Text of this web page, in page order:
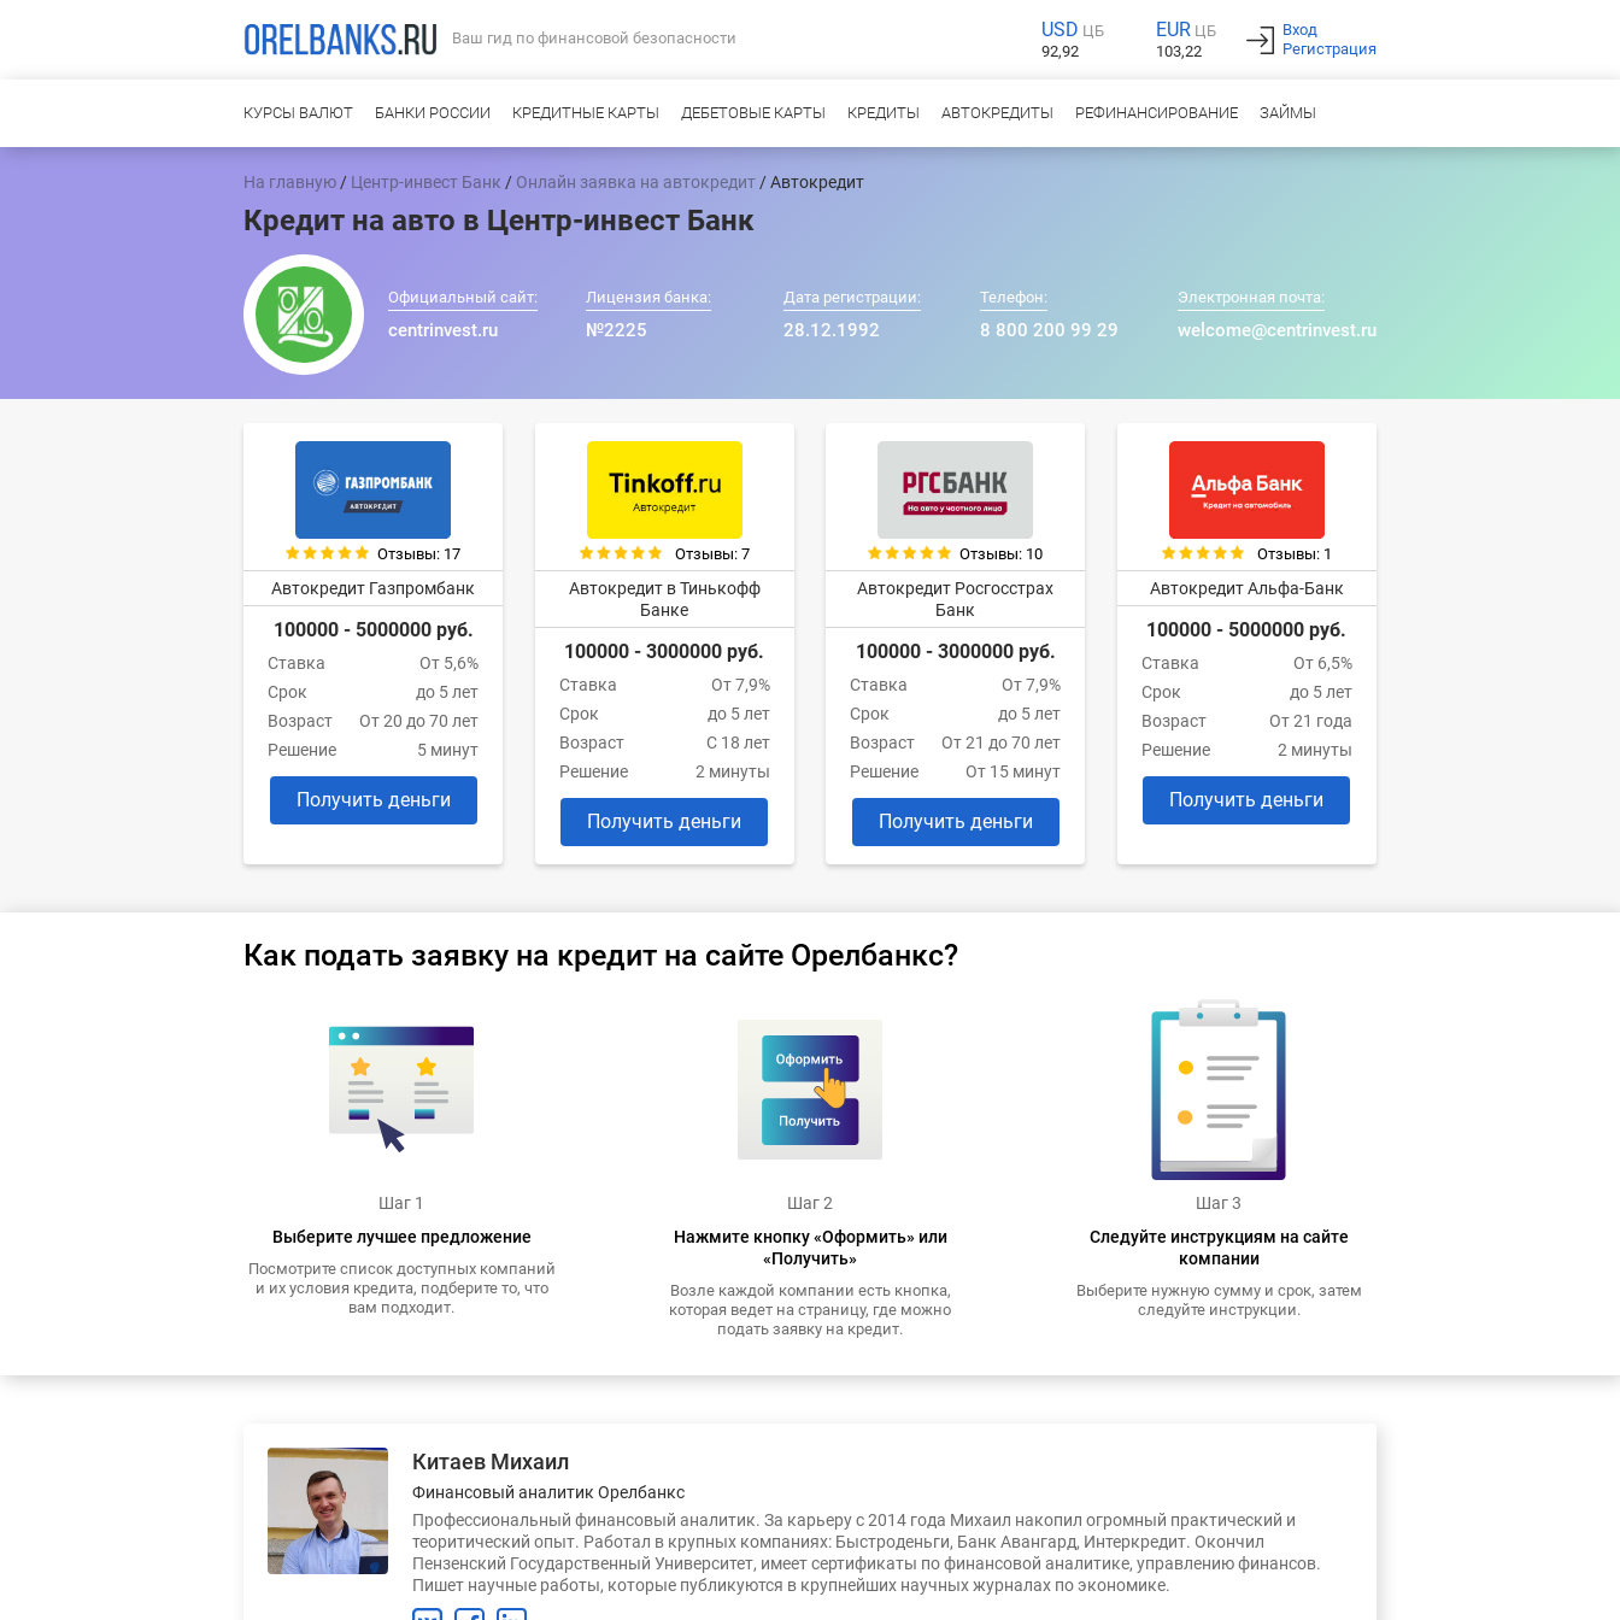
Ваш гид по финансовой безопасности USD ЦБ
92,92
EUR ЦБ
103,22
Вход
Регистрация
КУРСЫ ВАЛЮТ БАНКИ РОССИИ КРЕДИТНЫЕ КАРТЫ ДЕБЕТОВЫЕ КАРТЫ КРЕДИТЫ АВТОКРЕДИТЫ РЕФИНАНСИРОВАНИЕ ЗАЙМЫ
На главную / Центр-инвест Банк / Онлайн заявка на автокредит / Автокредит
Кредит на авто в Центр-инвест Банк
Официальный сайт:
centrinvest.ru
Лицензия банка:
№2225
Дата регистрации:
28.12.1992
Телефон:
8 800 200 99 29
Электронная почта:
welcome@centrinvest.ru
Отзывы: 17
Автокредит Газпромбанк
100000 - 5000000 руб.
Ставка
От 5,6%
Срок
до 5 лет
Возраст
От 20 до 70 лет
Решение
5 минут
Получить деньги
Отзывы: 7
Автокредит в Тинькофф
Банке
100000 - 3000000 руб.
Ставка
От 7,9%
Срок
до 5 лет
Возраст
С 18 лет
Решение
2 минуты
Получить деньги
Отзывы: 10
Автокредит Росгосстрах
Банк
100000 - 3000000 руб.
Ставка
От 7,9%
Срок
до 5 лет
Возраст
От 21 до 70 лет
Решение
От 15 минут
Получить деньги
Отзывы: 1
Автокредит Альфа-Банк
100000 - 5000000 руб.
Ставка
От 6,5%
Срок
до 5 лет
Возраст
От 21 года
Решение
2 минуты
Получить деньги
Как подать заявку на кредит на сайте Орелбанкс?
Шаг 1
Выберите лучшее предложение
Посмотрите список доступных компаний
и их условия кредита, подберите то, что
вам подходит.
Шаг 2
Нажмите кнопку «Оформить» или
«Получить»
Возле каждой компании есть кнопка,
которая ведет на страницу, где можно
подать заявку на кредит.
Шаг 3
Следуйте инструкциям на сайте
компании
Выберите нужную сумму и срок, затем
следуйте инструкции.
Китаев Михаил
Финансовый аналитик Орелбанкс
Профессиональный финансовый аналитик. За карьеру с 2014 года Михаил накопил огромный практический и
теоритический опыт. Работал в крупных компаниях: Быстроденьги, Банк Авангард, Интеркредит. Окончил
Пензенский Государственный Университет, имеет сертификаты по финансовой аналитике, управлению финансов.
Пишет научные работы, которые публикуются в крупнейших научных журналах по экономике.